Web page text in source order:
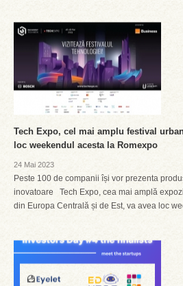
Tech Expo, cel mai amplu festival
loc weekendul acesta la Romexpo
24 Mai 2023
Peste 100 de companii își vor prezenta
inovatoare Tech Expo, cea mai amplă
din Europa Centrală și de Est, va avea loc